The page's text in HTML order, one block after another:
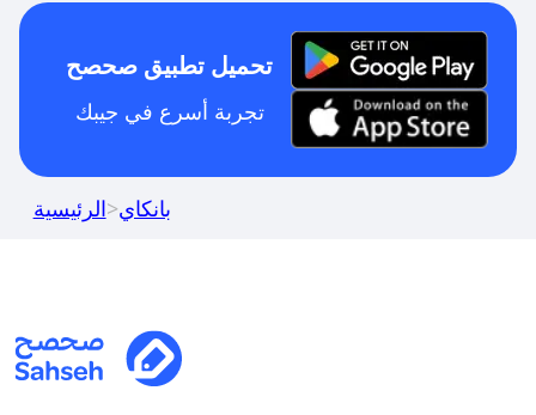
تحميل تطبيق صحصح
تجربة أسرع في جيبك
الرئيسية>بانكاي